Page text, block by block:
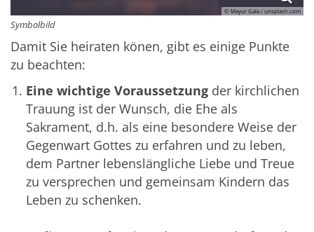
© Mayur Gala / unsplash.com
Symbolbild
Damit Sie heiraten könen, gibt es einige Punkte
zu beachten:
Eine wichtige Voraussetzung der kirchlichen
Trauung ist der Wunsch, die Ehe als
Sakrament, d.h. als eine besondere Weise der
Gegenwart Gottes zu erfahren und zu leben,
dem Partner lebenslängliche Liebe und Treue
zu versprechen und gemeinsam Kindern das
Leben zu schenken.